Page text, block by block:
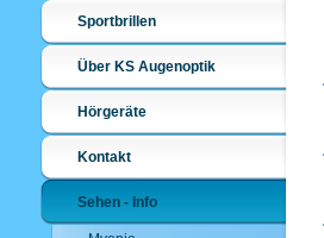
Sportbrillen
Über KS Augenoptik
Hörgeräte
Kontakt
Sehen - Info